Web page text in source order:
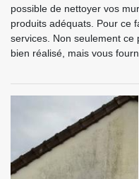
possible de nettoyer vos
produits adéquats. Pour ce
services. Non seulement
bien réalisé, mais vous